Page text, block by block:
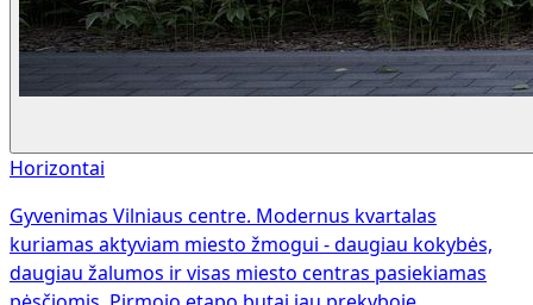
Horizontai
Gyvenimas Vilniaus centre. Modernus kvartalas
kuriamas aktyviam miesto žmogui - daugiau kokybės,
daugiau žalumos ir visas miesto centras pasiekiamas